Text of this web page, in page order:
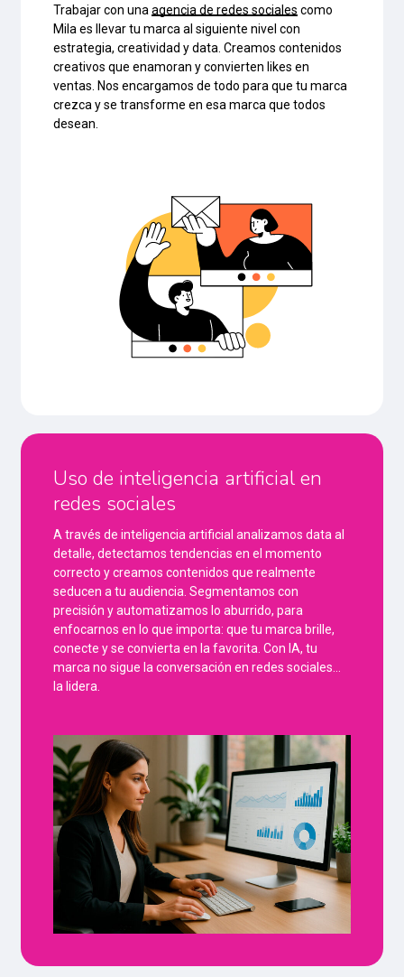
Trabajar con unaagencia de redes sociales como
Mila es llevar tu marca al siguiente nivel con
estrategia, creatividad y data. Creamos contenidos
creativos que enamoran y convierten likes en
ventas. Nos encargamos de todo para que tu marca
crezca y se transforme en esa marca que todos
desean.
Uso de inteligencia artificial en
redes sociales
A través de inteligencia artificial analizamos data al
detalle, detectamos tendencias en el momento
correcto y creamos contenidos que realmente
seducen a tu audiencia. Segmentamos con
precisión y automatizamos lo aburrido, para
enfocarnos en lo que importa: que tu marca brille,
conecte y se convierta en la favorita. Con IA, tu
marca no sigue la conversación en redes sociales…
la lidera.